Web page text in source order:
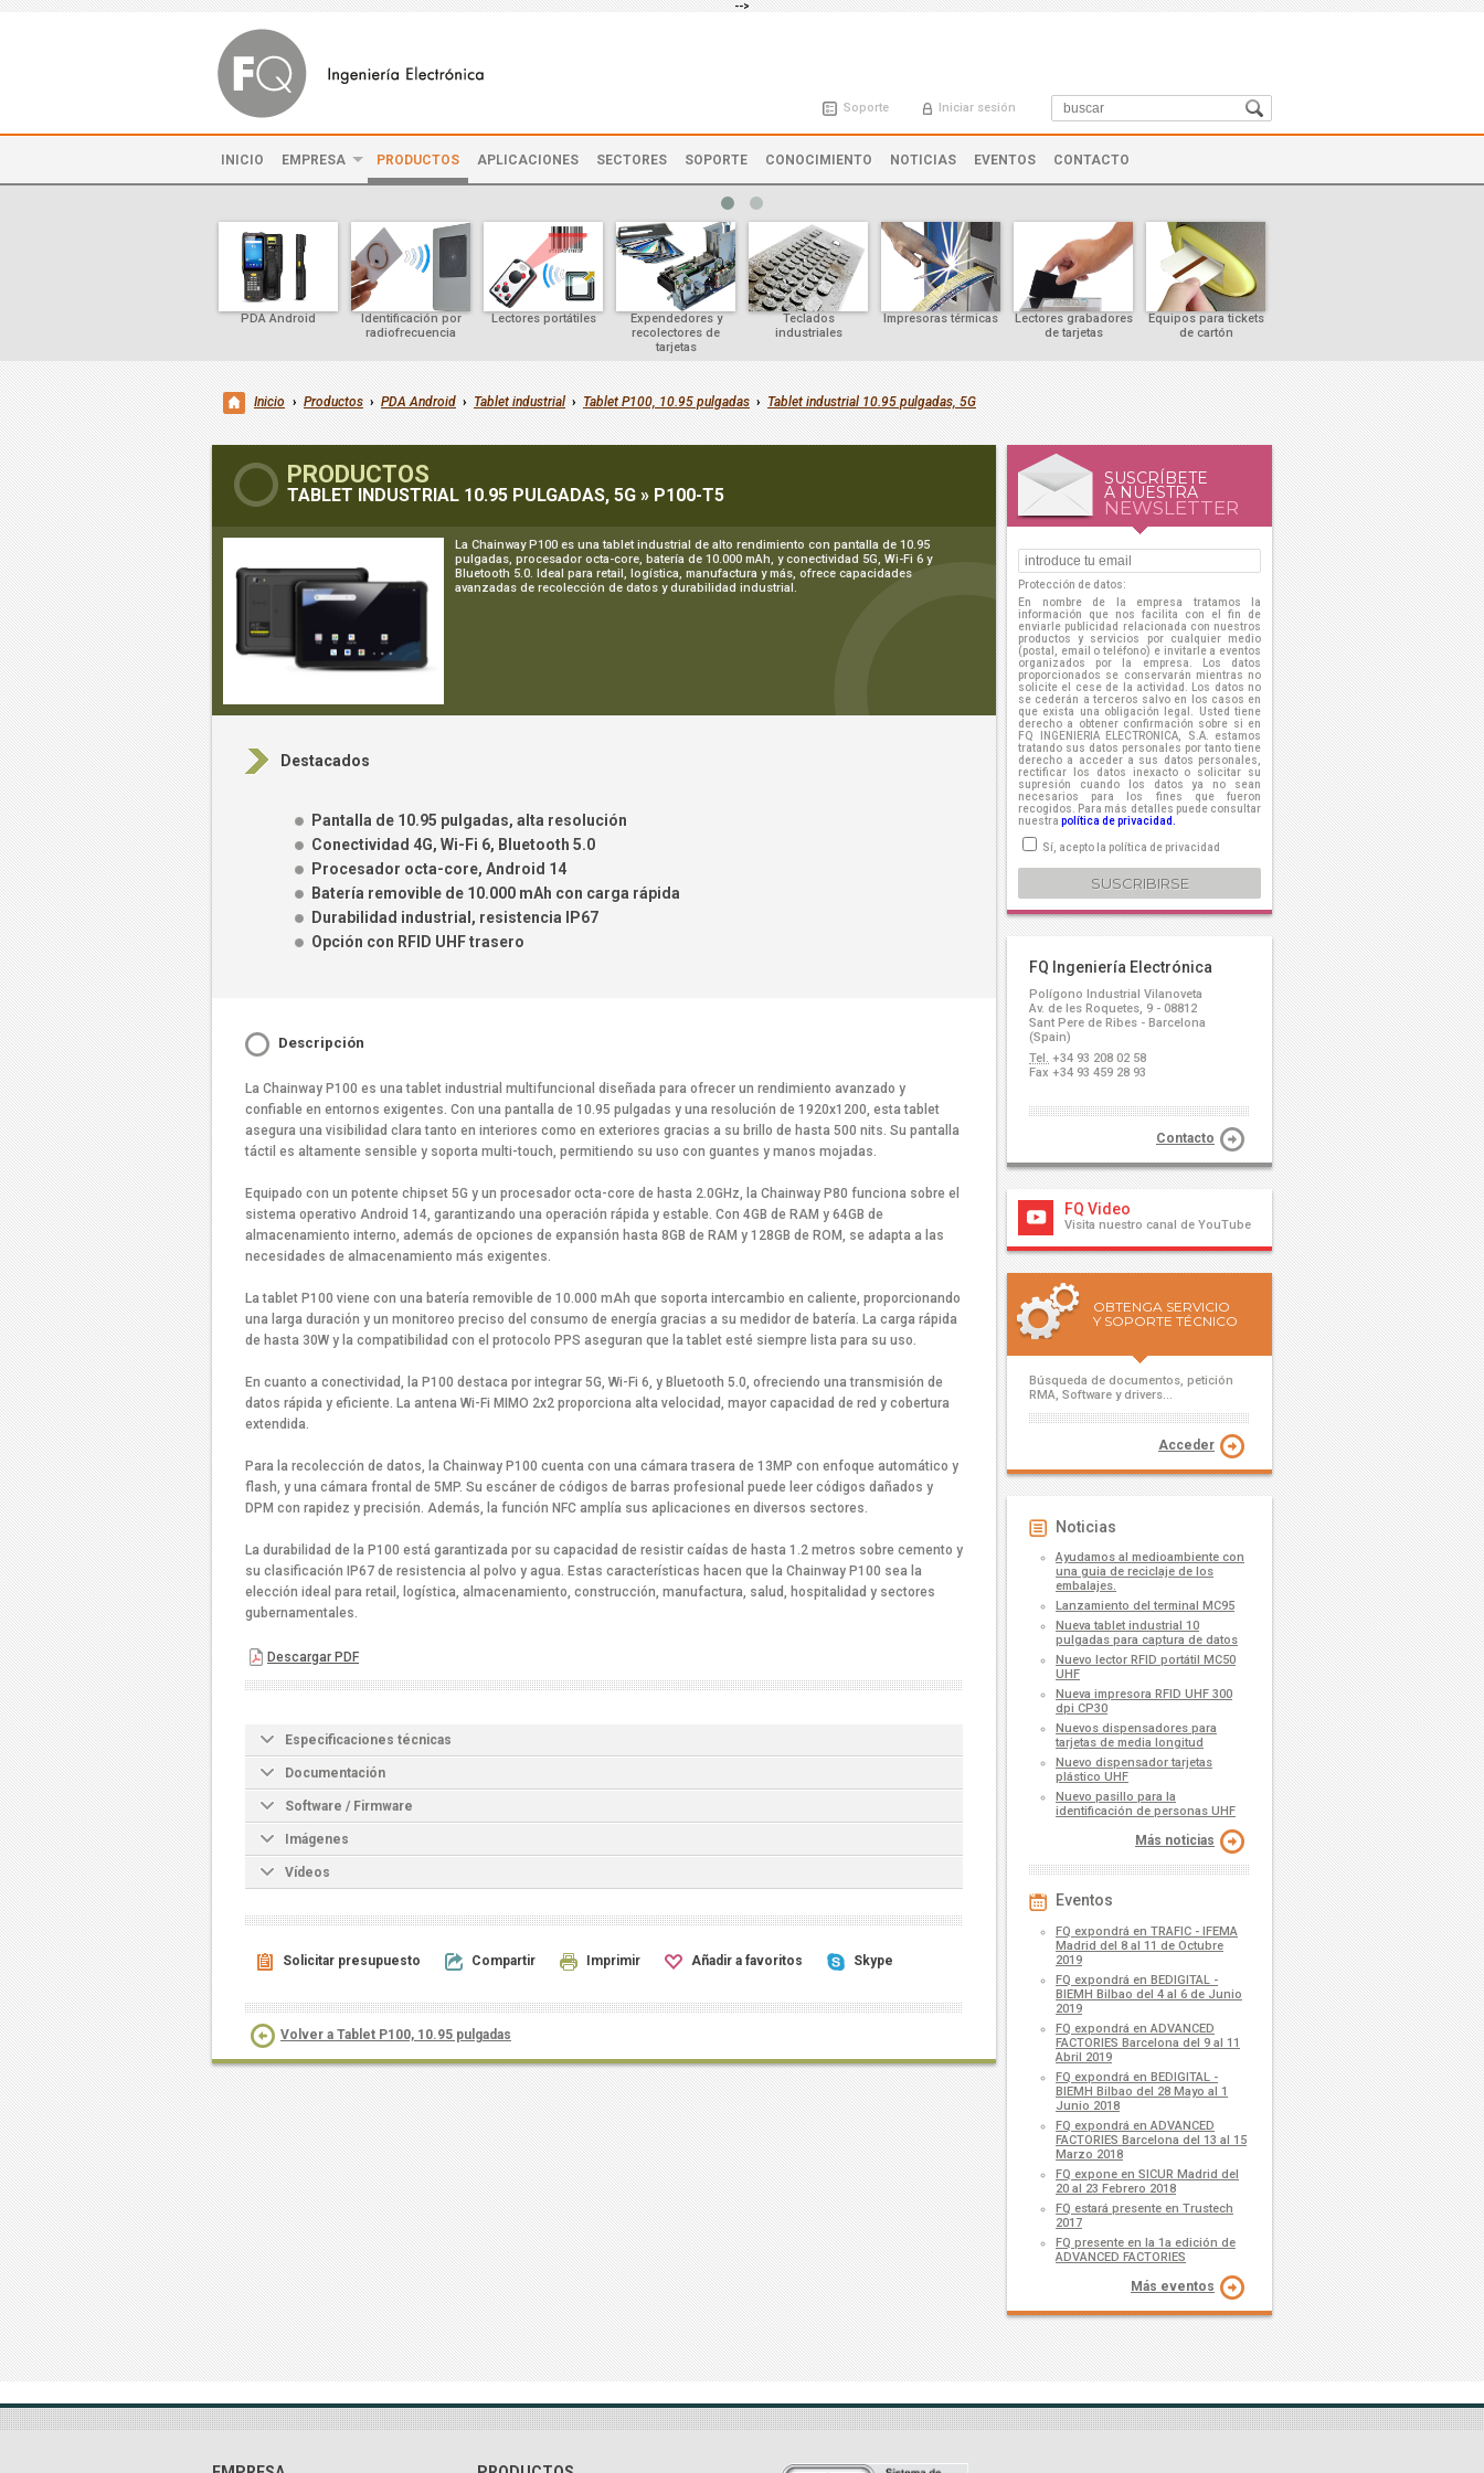
-->
Soporte Iniciar sesión
INICIO EMPRESA PRODUCTOS APLICACIONES SECTORES SOPORTE CONOCIMIENTO NOTICIAS EVENTOS CONTACTO
PDA Android
Identificación por
radiofrecuencia
Lectores portátiles
Expendedores y
recolectores de
tarjetas
Teclados
industriales
Impresoras térmicas
Lectores grabadores
de tarjetas
Equipos para tickets
de cartón
Inicio › Productos › PDA Android › Tablet industrial › Tablet P100, 10.95 pulgadas › Tablet industrial 10.95 pulgadas, 5G
PRODUCTOS
TABLET INDUSTRIAL 10.95 PULGADAS, 5G » P100-T5
La Chainway P100 es una tablet industrial de alto rendimiento con pantalla de 10.95
pulgadas, procesador octa-core, batería de 10.000 mAh, y conectividad 5G, Wi-Fi 6 y
Bluetooth 5.0. Ideal para retail, logística, manufactura y más, ofrece capacidades
avanzadas de recolección de datos y durabilidad industrial.
Destacados
Pantalla de 10.95 pulgadas, alta resolución
Conectividad 4G, Wi-Fi 6, Bluetooth 5.0
Procesador octa-core, Android 14
Batería removible de 10.000 mAh con carga rápida
Durabilidad industrial, resistencia IP67
Opción con RFID UHF trasero
Descripción
La Chainway P100 es una tablet industrial multifuncional diseñada para ofrecer un rendimiento avanzado y
confiable en entornos exigentes. Con una pantalla de 10.95 pulgadas y una resolución de 1920x1200, esta tablet
asegura una visibilidad clara tanto en interiores como en exteriores gracias a su brillo de hasta 500 nits. Su pantalla
táctil es altamente sensible y soporta multi-touch, permitiendo su uso con guantes y manos mojadas.
Equipado con un potente chipset 5G y un procesador octa-core de hasta 2.0GHz, la Chainway P80 funciona sobre el
sistema operativo Android 14, garantizando una operación rápida y estable. Con 4GB de RAM y 64GB de
almacenamiento interno, además de opciones de expansión hasta 8GB de RAM y 128GB de ROM, se adapta a las
necesidades de almacenamiento más exigentes.
La tablet P100 viene con una batería removible de 10.000 mAh que soporta intercambio en caliente, proporcionando
una larga duración y un monitoreo preciso del consumo de energía gracias a su medidor de batería. La carga rápida
de hasta 30W y la compatibilidad con el protocolo PPS aseguran que la tablet esté siempre lista para su uso.
En cuanto a conectividad, la P100 destaca por integrar 5G, Wi-Fi 6, y Bluetooth 5.0, ofreciendo una transmisión de
datos rápida y eficiente. La antena Wi-Fi MIMO 2x2 proporciona alta velocidad, mayor capacidad de red y cobertura
extendida.
Para la recolección de datos, la Chainway P100 cuenta con una cámara trasera de 13MP con enfoque automático y
flash, y una cámara frontal de 5MP. Su escáner de códigos de barras profesional puede leer códigos dañados y
DPM con rapidez y precisión. Además, la función NFC amplía sus aplicaciones en diversos sectores.
La durabilidad de la P100 está garantizada por su capacidad de resistir caídas de hasta 1.2 metros sobre cemento y
su clasificación IP67 de resistencia al polvo y agua. Estas características hacen que la Chainway P100 sea la
elección ideal para retail, logística, almacenamiento, construcción, manufactura, salud, hospitalidad y sectores
gubernamentales.
Descargar PDF
Especificaciones técnicas
Documentación
Software / Firmware
Imágenes
Vídeos
Solicitar presupuesto Compartir Imprimir Añadir a favoritos Skype
Volver a Tablet P100, 10.95 pulgadas
SUSCRÍBETE
A NUESTRA
NEWSLETTER
Protección de datos:
En nombre de la empresa tratamos la
información que nos facilita con el fin de
enviarle publicidad relacionada con nuestros
productos y servicios por cualquier medio
(postal, email o teléfono) e invitarle a eventos
organizados por la empresa. Los datos
proporcionados se conservarán mientras no
solicite el cese de la actividad. Los datos no
se cederán a terceros salvo en los casos en
que exista una obligación legal. Usted tiene
derecho a obtener confirmación sobre si en
FQ INGENIERIA ELECTRONICA, S.A. estamos
tratando sus datos personales por tanto tiene
derecho a acceder a sus datos personales,
rectificar los datos inexacto o solicitar su
supresión cuando los datos ya no sean
necesarios para los fines que fueron
recogidos. Para más detalles puede consultar
nuestra política de privacidad.
Sí, acepto la política de privacidad
FQ Ingeniería Electrónica
Polígono Industrial Vilanoveta
Av. de les Roquetes, 9 - 08812
Sant Pere de Ribes - Barcelona
(Spain)
Tel. +34 93 208 02 58
Fax +34 93 459 28 93
Contacto
FQ Video
Visita nuestro canal de YouTube
OBTENGA SERVICIO
Y SOPORTE TÉCNICO
Búsqueda de documentos, petición
RMA, Software y drivers...
Acceder
Noticias
Ayudamos al medioambiente con
una guia de reciclaje de los
embalajes.
Lanzamiento del terminal MC95
Nueva tablet industrial 10
pulgadas para captura de datos
Nuevo lector RFID portátil MC50
UHF
Nueva impresora RFID UHF 300
dpi CP30
Nuevos dispensadores para
tarjetas de media longitud
Nuevo dispensador tarjetas
plástico UHF
Nuevo pasillo para la
identificación de personas UHF
Más noticias
Eventos
FQ expondrá en TRAFIC - IFEMA
Madrid del 8 al 11 de Octubre
2019
FQ expondrá en BEDIGITAL -
BIEMH Bilbao del 4 al 6 de Junio
2019
FQ expondrá en ADVANCED
FACTORIES Barcelona del 9 al 11
Abril 2019
FQ expondrá en BEDIGITAL -
BIEMH Bilbao del 28 Mayo al 1
Junio 2018
FQ expondrá en ADVANCED
FACTORIES Barcelona del 13 al 15
Marzo 2018
FQ expone en SICUR Madrid del
20 al 23 Febrero 2018
FQ estará presente en Trustech
2017
FQ presente en la 1a edición de
ADVANCED FACTORIES
Más eventos